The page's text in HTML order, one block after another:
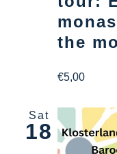
the
€5,00
Sat
18